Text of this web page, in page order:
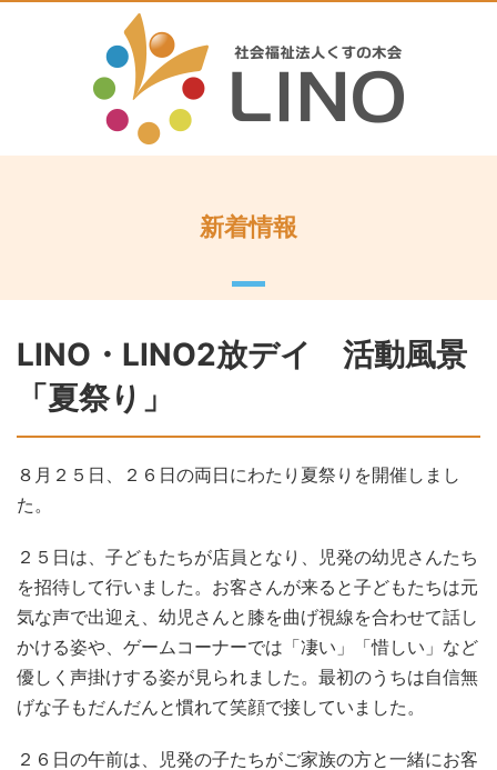
新着情報
LINO・LINO2放デイ 活動風景
「夏祭り」
８月２５日、２６日の両日にわたり夏祭りを開催しまし
た。
２５日は、子どもたちが店員となり、児発の幼児さんたち
を招待して行いました。お客さんが来ると子どもたちは元
気な声で出迎え、幼児さんと膝を曲げ視線を合わせて話し
かける姿や、ゲームコーナーでは「凄い」「惜しい」など
優しく声掛けする姿が見られました。最初のうちは自信無
げな子もだんだんと慣れて笑顔で接していました。
２６日の午前は、児発の子たちがご家族の方と一緒にお客